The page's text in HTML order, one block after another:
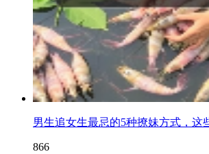
男生追女生最忌的5种撩妹方式，这
866